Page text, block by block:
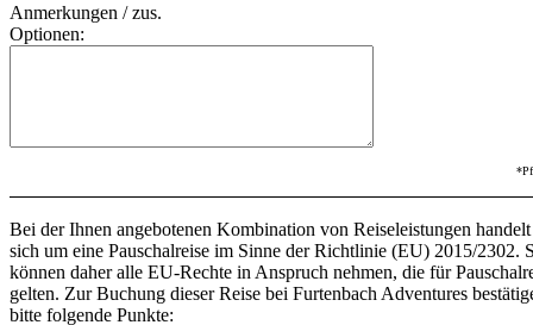
Anmerkungen / zus.
Optionen:
Bei der Ihnen angebotenen Kombination von Reiseleistungen handelt
sich um eine Pauschalreise im Sinne der Richtlinie (EU) 2015/2302.
können daher alle EU-Rechte in Anspruch nehmen, die für
gelten. Zur Buchung dieser Reise bei Furtenbach Adventures
bitte folgende Punkte: